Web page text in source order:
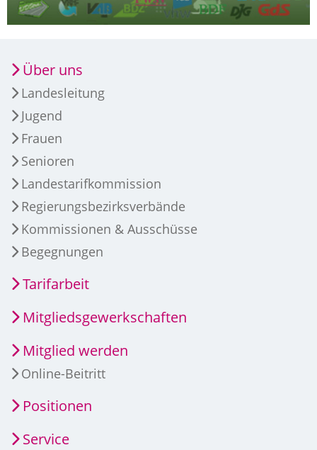
Über uns
Landesleitung
Jugend
Frauen
Senioren
Landestarifkommission
Regierungsbezirksverbände
Kommissionen & Ausschüsse
Begegnungen
Tarifarbeit
Mitgliedsgewerkschaften
Mitglied werden
Online-Beitritt
Positionen
Service